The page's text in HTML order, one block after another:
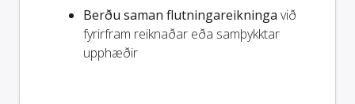
Berðu saman flutningareikninga við
fyrirfram reiknaðar eða samþykktar
upphæðir